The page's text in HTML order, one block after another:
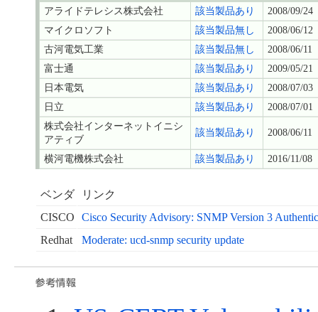
アライドテレシス株式会社 該当製品あり
2008/09/24
マイクロソフト
該当製品無し
2008/06/12
古河電気工業
該当製品無し
2008/06/11
富士通
該当製品あり
2009/05/21
日本電気
該当製品あり
2008/07/03
日立
該当製品あり
2008/07/01
株式会社インターネットイニシ
アティブ
該当製品あり 2008/06/11
横河電機株式会社 該当製品あり 2016/11/08
ベンダ
リンク
CISCO
Cisco Security Advisory: SNMP Version 3
Redhat
Moderate: ucd-snmp security update